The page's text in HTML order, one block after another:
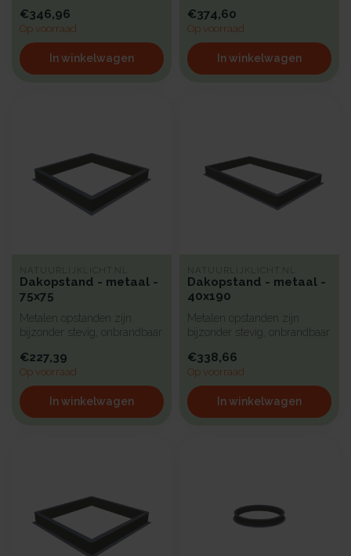
€346,96
Op voorraad
In winkelwagen
€374,60
Op voorraad
In winkelwagen
NATUURLIJKLICHT.NL
Dakopstand - metaal -
75x75
Metalen opstanden zijn
bijzonder stevig, onbrandbaar
€227,39
Op voorraad
In winkelwagen
NATUURLIJKLICHT.NL
Dakopstand - metaal -
40x190
Metalen opstanden zijn
bijzonder stevig, onbrandbaar
€338,66
Op voorraad
In winkelwagen